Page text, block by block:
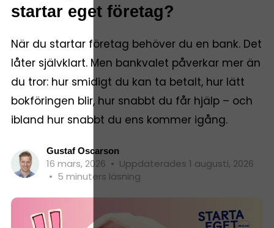
startar eget företag?
När du startar företag behöver du en bank. Det
låter självklart. Men bankvalet påverkar mer än
du tror: hur smidigt du kan ta betalt, hur lätt
bokföringen blir, hur snabbt du får hjälp – och
ibland hur snabbt du ens kommer igång.
Gustaf Oscarson
16 mars, 2026 • Uppdaterades 1 augusti, 2026
• 5 minuters läsning